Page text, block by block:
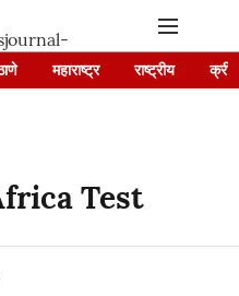
महाराष्ट्र राष्ट्रीय
Test